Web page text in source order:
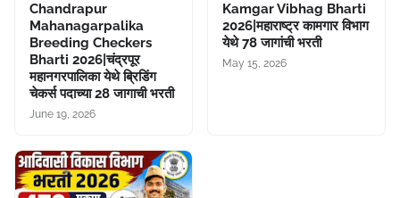
Chandrapur
Mahanagarpalika
Breeding Checkers
Bharti 2026|चंद्रपूर
महानगरपालिका येथे ब्रिडिंग
चेकर्स पदाच्या 28 जागाची भरती
June 19, 2026
Kamgar Vibhag Bharti
2026|महाराष्ट्र कामगार विभाग
येथे 78 जागांची भरती
May 15, 2026